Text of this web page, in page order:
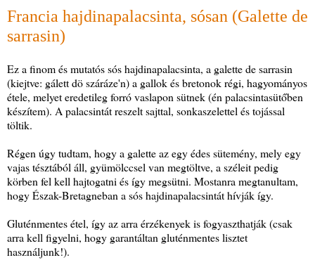
Francia hajdinapalacsinta, sósan (Galette de
sarrasin)
Ez a finom és mutatós sós hajdinapalacsinta, a galette de sarrasin
(kiejtve: gálett dö száráze'n) a gallok és bretonok régi, hagyományos
étele, melyet eredetileg forró vaslapon sütnek (én palacsintasütőben
készítem). A palacsintát reszelt sajttal, sonkaszelettel és tojással
töltik.
Régen úgy tudtam, hogy a galette az egy édes sütemény, mely egy
vajas tésztából áll, gyümölccsel van megtöltve, a széleit pedig
körben fel kell hajtogatni és így megsütni. Mostanra megtanultam,
hogy Észak-Bretagneban a sós hajdinapalacsintát hívják így.
Gluténmentes étel, így az arra érzékenyek is fogyaszthatják (csak
arra kell figyelni, hogy garantáltan gluténmentes lisztet
használjunk!).